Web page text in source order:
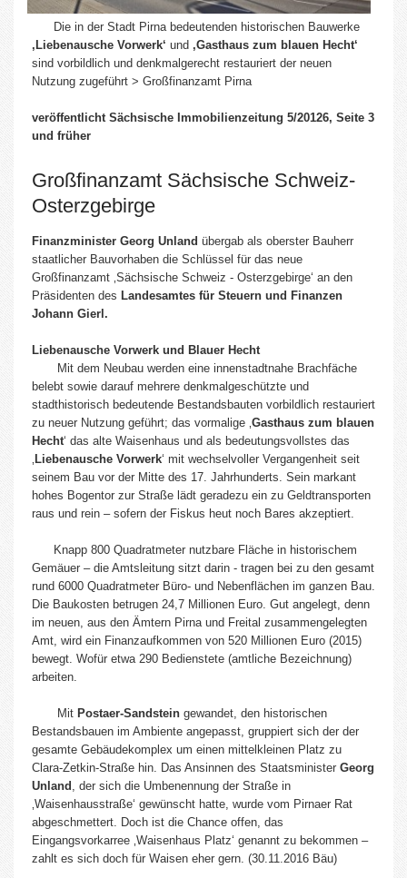
Die in der Stadt Pirna bedeutenden historischen Bauwerke
‚Liebenausche Vorwerk‘ und ‚Gasthaus zum blauen Hecht‘
sind vorbildlich und denkmalgerecht restauriert der neuen
Nutzung zugeführt > Großfinanzamt Pirna
veröffentlicht Sächsische Immobilienzeitung 5/20126, Seite 3
und früher
Großfinanzamt Sächsische Schweiz-
Osterzgebirge
Finanzminister Georg Unland übergab als oberster Bauherr
staatlicher Bauvorhaben die Schlüssel für das neue
Großfinanzamt ‚Sächsische Schweiz - Osterzgebirge‘ an den
Präsidenten des Landesamtes für Steuern und Finanzen
Johann Gierl.
Liebenausche Vorwerk und Blauer Hecht
Mit dem Neubau werden eine innenstadtnahe Brachfäche
belebt sowie darauf mehrere denkmalgeschützte und
stadthistorisch bedeutende Bestandsbauten vorbildlich restauriert
zu neuer Nutzung geführt; das vormalige ‚ Gasthaus zum blauen
Hecht‘ das alte Waisenhaus und als bedeutungsvollstes das
Liebenausche Vorwerk‘ mit wechselvoller Vergangenheit seit
seinem Bau vor der Mitte des 17. Jahrhunderts. Sein markant
hohes Bogentor zur Straße lädt geradezu ein zu Geldtransporten
raus und rein – sofern der Fiskus heut noch Bares akzeptiert.
Knapp 800 Quadratmeter nutzbare Fläche in historischem
Gemäuer – die Amtsleitung sitzt darin - tragen bei zu den gesamt
rund 6000 Quadratmeter Büro- und Nebenflächen im ganzen Bau.
Die Baukosten betrugen 24,7 Millionen Euro. Gut angelegt, denn
im neuen, aus den Ämtern Pirna und Freital zusammengelegten
Amt, wird ein Finanzaufkommen von 520 Millionen Euro (2015)
bewegt. Wofür etwa 290 Bedienstete (amtliche Bezeichnung)
arbeiten.
Mit Postaer-Sandstein gewandet, den historischen
Bestandsbauen im Ambiente angepasst, gruppiert sich der der
gesamte Gebäudekomplex um einen mittelkleinen Platz zu
Clara-Zetkin-Straße hin. Das Ansinnen des Staatsminister Georg
Unland , der sich die Umbenennung der Straße in
‚Waisenhausstraße‘ gewünscht hatte, wurde vom Pirnaer Rat
abgeschmettert. Doch ist die Chance offen, das
Eingangsvorkarree ‚Waisenhaus Platz‘ genannt zu bekommen –
zahlt es sich doch für Waisen eher gern. (30.11.2016 Bäu)